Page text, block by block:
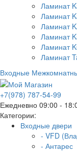
Ламинат
Ламинат
Ламинат
Ламинат
Ламинат
Ламинат
Входные
+7(978) 787-54-99
Ежедневно 09:00 -
Категории:
Входные двери
- VFD
- Антарес